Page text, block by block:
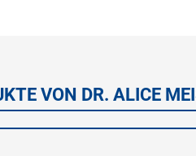
VON DR. ALICE